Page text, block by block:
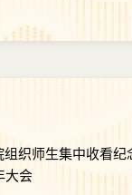
组织师生集中收看
大会